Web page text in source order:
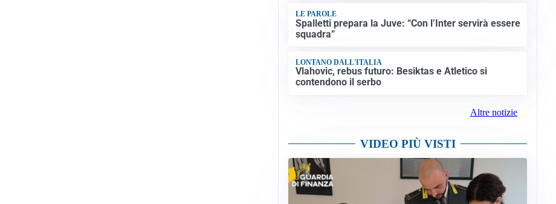
LE PAROLE
Spalletti prepara la Juve: “Con l’Inter servirà essere
squadra”
LONTANO DALL'ITALIA
Vlahovic, rebus futuro: Besiktas e Atletico si
contendono il serbo
Altre notizie
VIDEO PIÙ VISTI